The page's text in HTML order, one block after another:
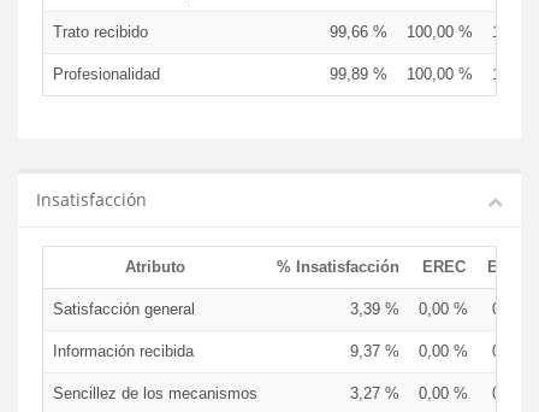
Trato recibido 99,66 % 100,00 %
Profesionalidad 99,89 % 100,00 %
Insatisfacción
Atributo % Insatisfacción EREC
Satisfacción general 3,39 % 0,00 % 0,00
Información recibida 9,37 % 0,00 % 0,00
Sencillez de los mecanismos 3,27 % 0,00 % 0,00